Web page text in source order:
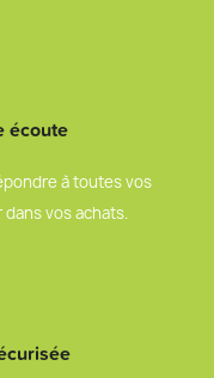
écoute
à toutes vos
vos achats.